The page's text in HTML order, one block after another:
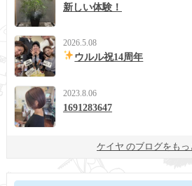
新しい体験！
2026.5.08
ウルル祝14周年
2023.8.06
1691283647
ケイヤ のブログをもっ